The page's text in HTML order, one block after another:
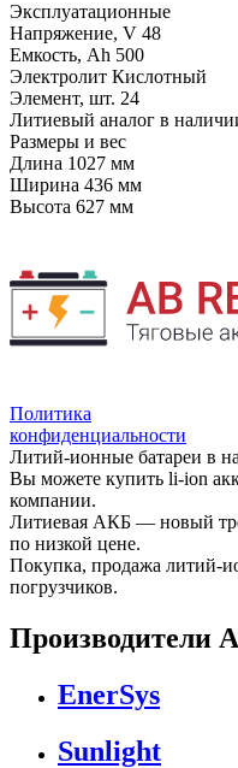
Эксплуатационные
Напряжение, V 48
Емкость, Ah 500
Электролит Кислотный
Элемент, шт. 24
Литиевый аналог в
Размеры и вес
Длина 1027 мм
Ширина 436 мм
Высота 627 мм
Политика
конфиденциальности
Литий-ионные батареи в
Вы можете купить li-ion
компании.
Литиевая АКБ — новый
по низкой цене.
Покупка, продажа литий-
погрузчиков.
Производители
EnerSys
Sunlight